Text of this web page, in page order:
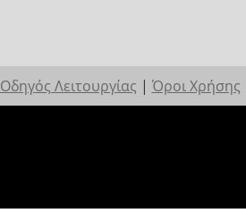
Οδηγός Λειτουργίας | Όροι Χρήσης